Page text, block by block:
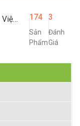
Trạm kết nối cung cầu - Viện nông nghiệp Thanh Hoá 174
Sản
Phẩm
3
Đánh
Giá